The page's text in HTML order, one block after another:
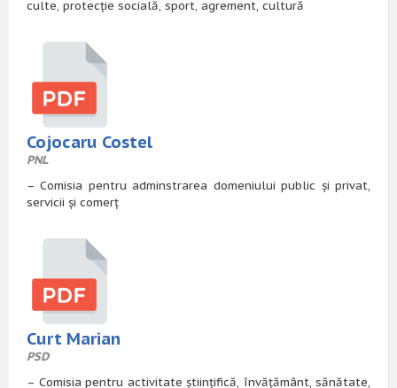
culte, protecție socială, sport, agrement, cultură
Cojocaru Costel
PNL
– Comisia pentru adminstrarea domeniului public și privat,
servicii și comerț
Curt Marian
PSD
– Comisia pentru activitate științifică, învățământ, sănătate,